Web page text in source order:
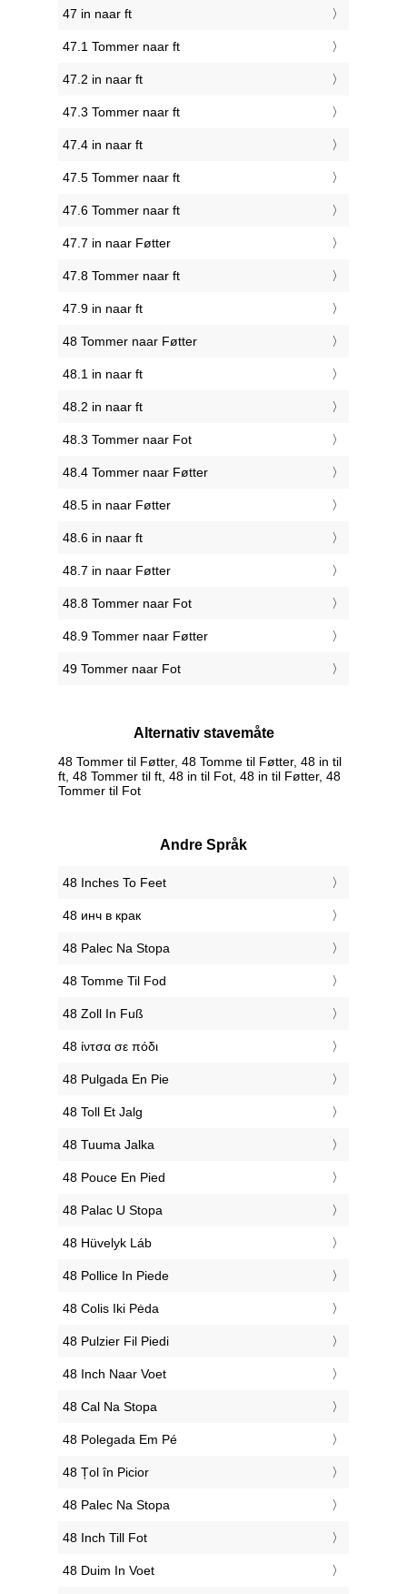
47 in naar ft
47.1 Tommer naar ft
47.2 in naar ft
47.3 Tommer naar ft
47.4 in naar ft
47.5 Tommer naar ft
47.6 Tommer naar ft
47.7 in naar Føtter
47.8 Tommer naar ft
47.9 in naar ft
48 Tommer naar Føtter
48.1 in naar ft
48.2 in naar ft
48.3 Tommer naar Fot
48.4 Tommer naar Føtter
48.5 in naar Føtter
48.6 in naar ft
48.7 in naar Føtter
48.8 Tommer naar Fot
48.9 Tommer naar Føtter
49 Tommer naar Fot
Alternativ stavemåte
48 Tommer til Føtter, 48 Tomme til Føtter, 48 in til
ft, 48 Tommer til ft, 48 in til Fot, 48 in til Føtter, 48
Tommer til Fot
Andre Språk
‎48 Inches To Feet
‎48 инч в крак
‎48 Palec Na Stopa
‎48 Tomme Til Fod
‎48 Zoll In Fuß
‎48 ίντσα σε πόδι
‎48 Pulgada En Pie
‎48 Toll Et Jalg
‎48 Tuuma Jalka
‎48 Pouce En Pied
‎48 Palac U Stopa
‎48 Hüvelyk Láb
‎48 Pollice In Piede
‎48 Colis Iki Pėda
‎48 Pulzier Fil Piedi
‎48 Inch Naar Voet
‎48 Cal Na Stopa
‎48 Polegada Em Pé
‎48 Țol în Picior
‎48 Palec Na Stopa
‎48 Inch Till Fot
‎48 Duim In Voet